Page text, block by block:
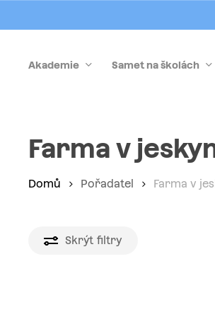
to
contentAkademie Samet na školách
Farma v
Domů Pořadatel Farma v
Skrýt filtry